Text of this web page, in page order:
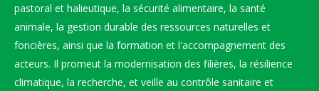
pastoral et halieutique, la sécurité alimentaire, la santé
animale, la gestion durable des ressources naturelles et
foncières, ainsi que la formation et l'accompagnement des
acteurs. Il promeut la modernisation des filières, la résilience
climatique, la recherche, et veille au contrôle sanitaire et